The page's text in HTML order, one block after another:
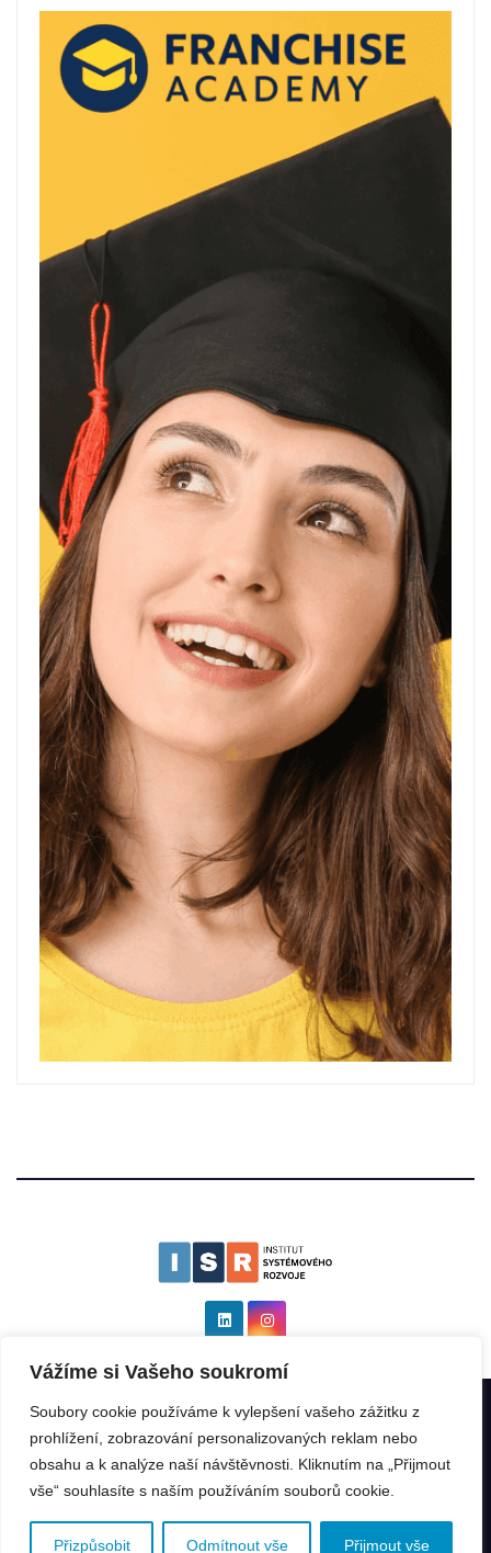
Vážíme si Vašeho soukromí
Soubory cookie používáme k vylepšení vašeho zážitku z
prohlížení, zobrazování personalizovaných reklam nebo
obsahu a k analýze naší návštěvnosti. Kliknutím na „Přijmout
vše“ souhlasíte s naším používáním souborů cookie.
Přizpůsobit Odmítnout vše Přijmout vše
Institut systémového rozvoje as ISR|Všechna práva vyhrazena: ©
2025 byKinabalu s.r.o..
ISR RatingISR GeoIndexISR ProgramFranšízant FranšízorPřednášky